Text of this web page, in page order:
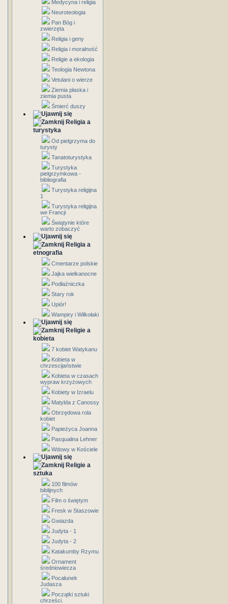
Medycyna i religia
Neuroteologia
Pan Bóg i
zwierzęta
Religia i geny
Religia i moralność
Religie a ekologia
Teologia Newtona
Vetulani o wierze
Ziemia płaska i
ziemia pusta
Śmierć duszy
Religia a
turystyka
Od pielgrzyma do
turysty
Tanatoturystyka
Turystyka
pielgrzymkowa -
bibliografia
Turystyka religijna
1
Turystyka religijna
we Francji
Świątynie które
warto zobaczyć
Religia a
etnografia
Cmentarze polskie
Jajka wielkanocne
Podłaźniczka
Stary rok
Upiór!
Wampiry i Wilkołaki
Religie a
kobieta
7 kobiet Watykanu
Kobieta w
chrzescijaństwie
Kobieta w czasach
wypraw krzyżowych
Kobiety w Izraelu
Matylda z Canossy
Obrzędowa rola
kobiet
Papieżyca Joanna
Pasqualina Lehner
Wdowy w Kościele
Religie a
sztuka
100 filmów
biblijnych
Film o świętym
Fresk w Staszowie
Gwiazda
Judyta - 1
Judyta - 2
Katakumby Rzymu
Ornament
średniowiecza
Pocałunek
Judasza
Początki sztuki
chrześci.